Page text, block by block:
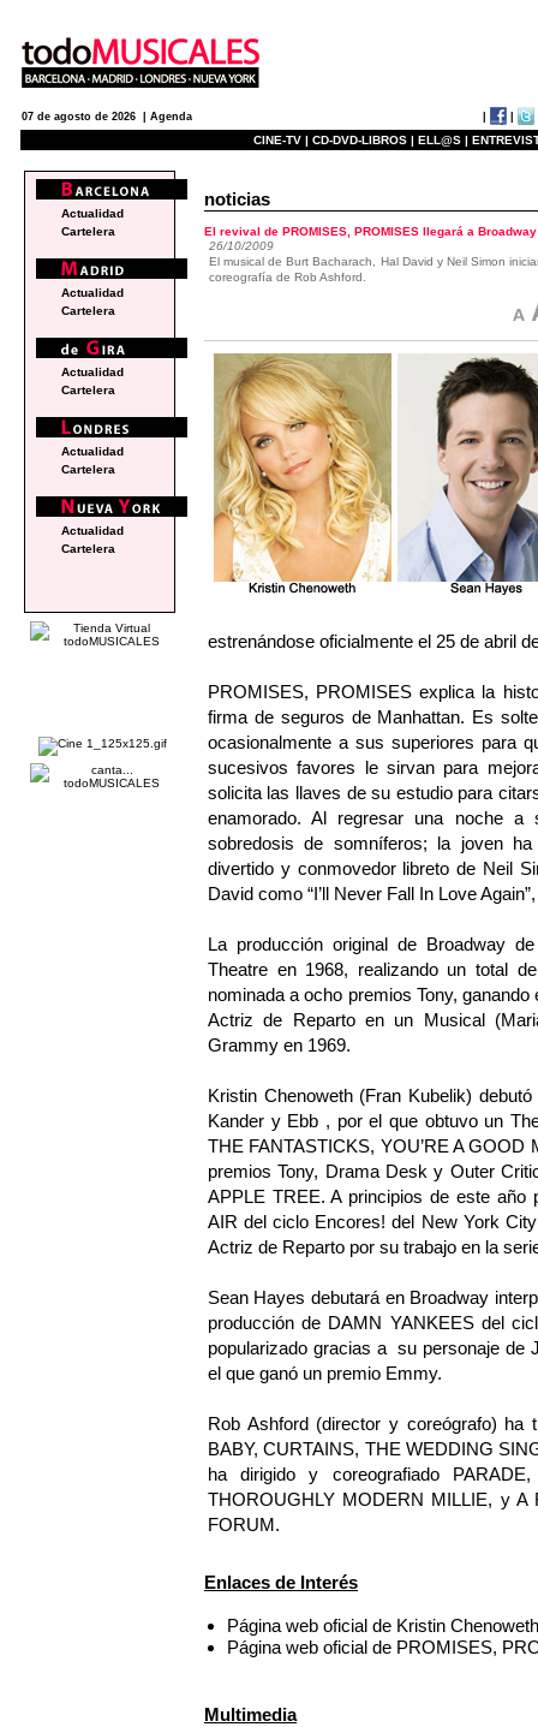
07 de agosto de 2026 | Agenda
CINE-TV | CD-DVD-LIBROS | ELL@S |
noticias
El revival de PROMISES, PROMISES llegará a
26/10/2009
El musical de Burt Bacharach, Hal David y Neil Simon
coreografía de Rob Ashford.
estrenándose oficialmente el 25 de abril
PROMISES, PROMISES explica la
firma de seguros de Manhattan. Es
ocasionalmente a sus superiores para
sucesivos favores le sirvan para
solicita las llaves de su estudio para
enamorado. Al regresar una noche
sobredosis de somníferos; la joven
divertido y conmovedor libreto de Neil
David como “I’ll Never Fall In Love
La producción original de Broadway
Theatre en 1968, realizando un total
nominada a ocho premios Tony,
Actriz de Reparto en un Musical
Grammy en 1969.
Kristin Chenoweth (Fran Kubelik)
Kander y Ebb , por el que obtuvo un
THE FANTASTICKS, YOU’RE A
premios Tony, Drama Desk y Outer
APPLE TREE. A principios de este
AIR del ciclo Encores! del New York
Actriz de Reparto por su trabajo en la
Sean Hayes debutará en Broadway
producción de DAMN YANKEES del
popularizado gracias a su personaje de
el que ganó un premio Emmy.
Rob Ashford (director y coreógrafo) ha
BABY, CURTAINS, THE WEDDING
ha dirigido y coreografiado
THOROUGHLY MODERN MILLIE, y
FORUM.
Enlaces de Interés
Página web oficial de Kristin
Página web oficial de PROMISES,
Multimedia
Actualidad
Cartelera
Actualidad
Cartelera
Actualidad
Cartelera
Actualidad
Cartelera
Actualidad
Cartelera